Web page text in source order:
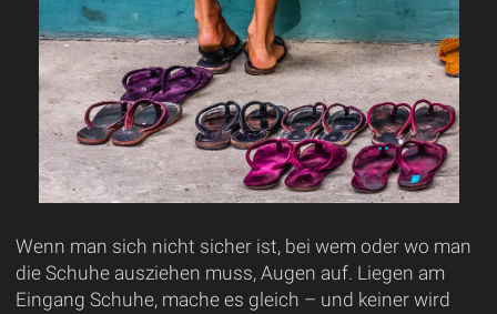
Wenn man sich nicht sicher ist, bei wem oder wo man
die Schuhe ausziehen muss, Augen auf. Liegen am
Eingang Schuhe, mache es gleich – und keiner wird